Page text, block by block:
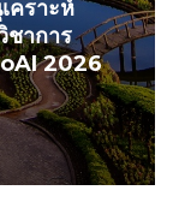
คราะห์
ชาการ
2026